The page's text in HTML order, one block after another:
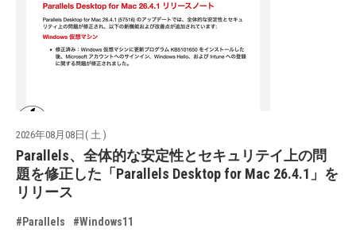
2026年08月08日( 土 )
Parallels、全体的な安定性とセキュリテイ上の問
題を修正した「Parallels Desktop for Mac 26.4.1」を
リリース
#Parallels #Windows11